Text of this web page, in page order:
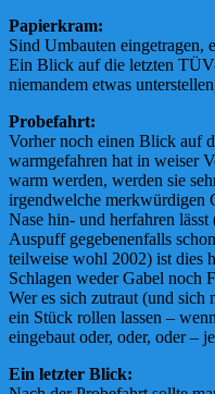
Papierkram:
Sind Umbauten eingetragen,
Ein Blick auf die letzten
niemandem etwas
Probefahrt:
Vorher noch einen Blick auf
warmgefahren hat in weiser
warm werden, werden sie
irgendwelche merkwürdigen
Nase hin- und herfahren
Auspuff gegebenenfalls
teilweise wohl 2002) ist dies
Schlagen weder Gabel noch
Wer es sich zutraut (und sich
ein Stück rollen lassen –
eingebaut oder, oder, oder –
Ein letzter Blick: